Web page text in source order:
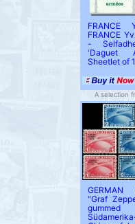
FRANCE
-
'Daguet
Sheetlet of
A selection
"Graf